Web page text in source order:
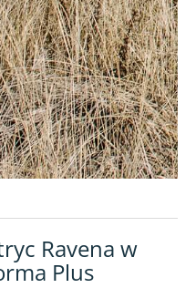
Ravena w
Plus